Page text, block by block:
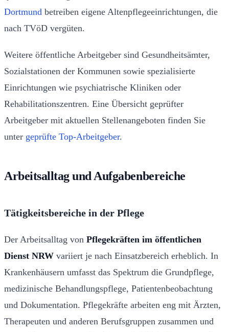
Dortmund betreiben eigene Altenpflegeeinrichtungen, die
nach TVöD vergüten.
Weitere öffentliche Arbeitgeber sind Gesundheitsämter,
Sozialstationen der Kommunen sowie spezialisierte
Einrichtungen wie psychiatrische Kliniken oder
Rehabilitationszentren. Eine Übersicht geprüfter
Arbeitgeber mit aktuellen Stellenangeboten finden Sie
unter geprüfte Top-Arbeitgeber.
Arbeitsalltag und Aufgabenbereiche
Tätigkeitsbereiche in der Pflege
Der Arbeitsalltag von Pflegekräften im öffentlichen
Dienst NRW variiert je nach Einsatzbereich erheblich. In
Krankenhäusern umfasst das Spektrum die Grundpflege,
medizinische Behandlungspflege, Patientenbeobachtung
und Dokumentation. Pflegekräfte arbeiten eng mit Ärzten,
Therapeuten und anderen Berufsgruppen zusammen und